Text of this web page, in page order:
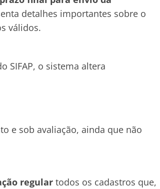
detalhes importantes sobre o
válidos.
SIFAP, o sistema altera
e sob avaliação, ainda que não
regular todos os cadastros que,